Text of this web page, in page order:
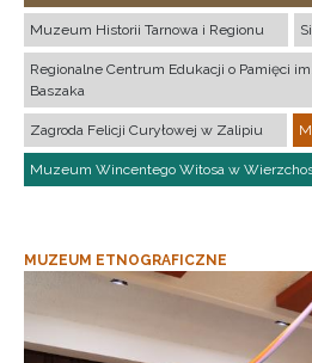
Muzeum Historii Tarnowa i Regionu
Regionalne Centrum Edukacji o Pamięci
Baszaka
Zagroda Felicji Curyłowej w Zalipiu
Muzeum Wincentego Witosa w
MUZEUM ETNOGRAFICZNE